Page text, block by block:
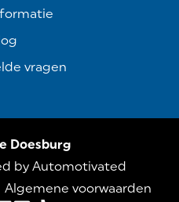
vragen
Doesburg
by Automotivated
Algemene voorwaarden